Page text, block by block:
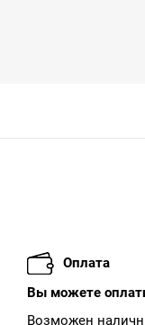
Оплата
Вы можете
Возможен